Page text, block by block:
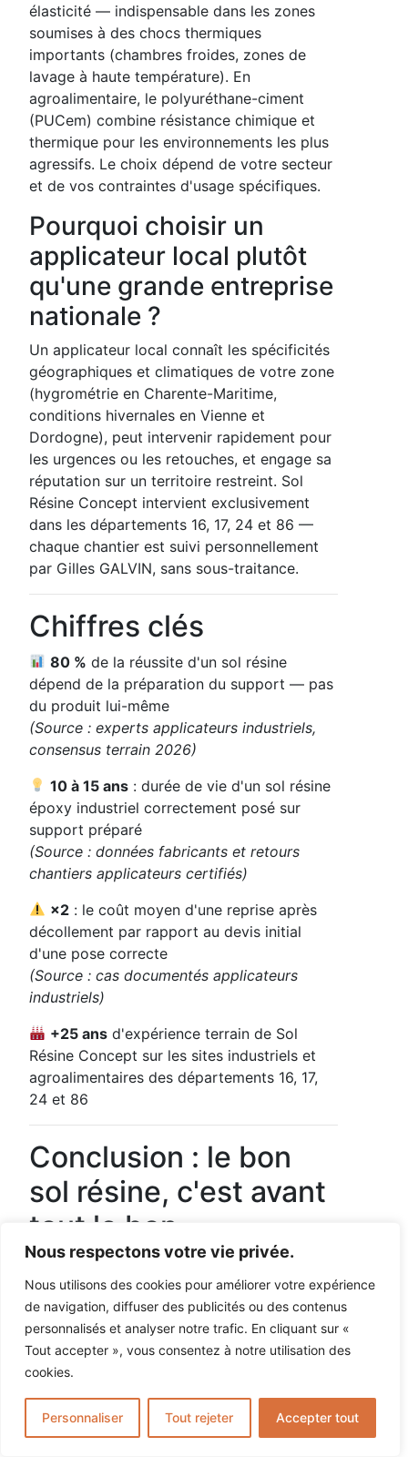
Nous respectons votre vie privée.
Nous utilisons des cookies pour améliorer votre expérience
de navigation, diffuser des publicités ou des contenus
personnalisés et analyser notre trafic. En cliquant sur «
Tout accepter », vous consentez à notre utilisation des
cookies.
Personnaliser Tout rejeter Accepter tout
élasticité — indispensable dans les zones
soumises à des chocs thermiques
importants (chambres froides, zones de
lavage à haute température). En
agroalimentaire, le polyuréthane-ciment
(PUCem) combine résistance chimique et
thermique pour les environnements les plus
agressifs. Le choix dépend de votre secteur
et de vos contraintes d'usage spécifiques.
Pourquoi choisir un
applicateur local plutôt
qu'une grande entreprise
nationale ?
Un applicateur local connaît les spécificités
géographiques et climatiques de votre zone
(hygrométrie en Charente-Maritime,
conditions hivernales en Vienne et
Dordogne), peut intervenir rapidement pour
les urgences ou les retouches, et engage sa
réputation sur un territoire restreint. Sol
Résine Concept intervient exclusivement
dans les départements 16, 17, 24 et 86 —
chaque chantier est suivi personnellement
par Gilles GALVIN, sans sous-traitance.
Chiffres clés
80 % de la réussite d'un sol résine
dépend de la préparation du support — pas
du produit lui-même
(Source : experts applicateurs industriels,
consensus terrain 2026)
10 à 15 ans : durée de vie d'un sol résine
époxy industriel correctement posé sur
support préparé
(Source : données fabricants et retours
chantiers applicateurs certifiés)
×2 : le coût moyen d'une reprise après
décollement par rapport au devis initial
d'une pose correcte
(Source : cas documentés applicateurs
industriels)
+25 ans d'expérience terrain de Sol
Résine Concept sur les sites industriels et
agroalimentaires des départements 16, 17,
24 et 86
Conclusion : le bon
sol résine, c'est avant
tout le bon
applicateur
Un revêtement résine époxy industriel n'est
pas un produit que l'on achète — c'est une
prestation que l'on confie à un
professionnel. Les sept erreurs décrites
dans cet article ont toutes un point commun
: elles sont évitables, à condition de choisir
un applicateur expérimenté, rigoureux et